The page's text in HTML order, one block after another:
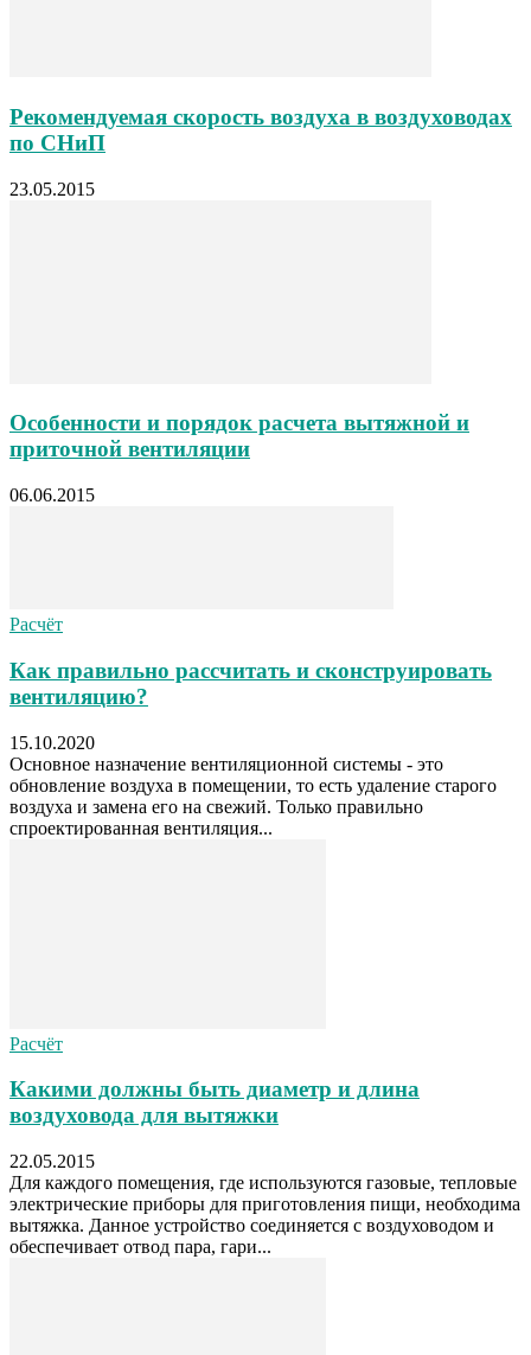
Рекомендуемая скорость воздуха в воздуховодах
по СНиП
23.05.2015
Особенности и порядок расчета вытяжной и
приточной вентиляции
06.06.2015
Расчёт
Как правильно рассчитать и сконструировать
вентиляцию?
15.10.2020
Основное назначение вентиляционной системы - это
обновление воздуха в помещении, то есть удаление старого
воздуха и замена его на свежий. Только правильно
спроектированная вентиляция...
Расчёт
Какими должны быть диаметр и длина
воздуховода для вытяжки
22.05.2015
Для каждого помещения, где используются газовые, тепловые
электрические приборы для приготовления пищи, необходима
вытяжка. Данное устройство соединяется с воздуховодом и
обеспечивает отвод пара, гари...